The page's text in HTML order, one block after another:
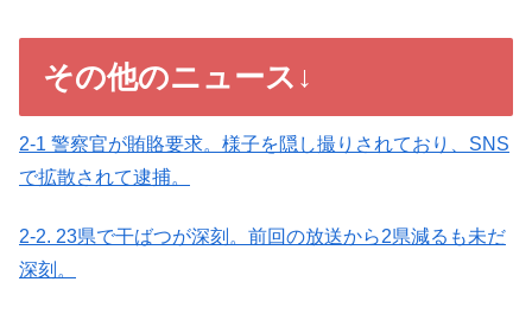
その他のニュース↓
2-1 警察官が賄賂要求。様子を隠し撮りされており、SNS
で拡散されて逮捕。
2-2. 23県で干ばつが深刻。前回の放送から2県減るも未だ
深刻。